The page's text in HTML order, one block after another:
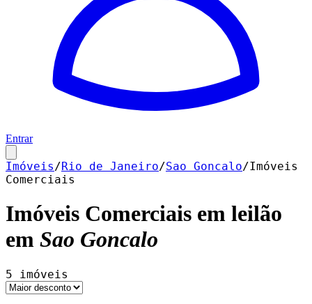
Entrar
Imóveis/Rio de Janeiro/Sao Goncalo/Imóveis
Comerciais
Imóveis Comerciais em leilão
em Sao Goncalo
5 imóveis